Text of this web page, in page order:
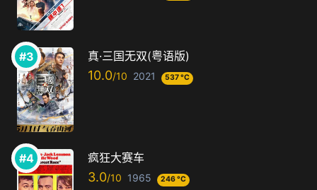
真·三国无双(粤语版)
10.0 2021 537 °C
疯狂大赛车
3.0 1965 246 °C